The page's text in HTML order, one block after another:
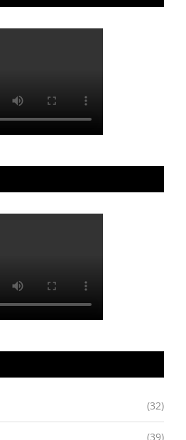
(32)
(39)